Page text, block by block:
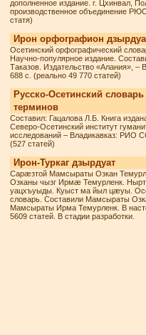
дополненное издание. г. Цхинвал,
производственное объединение
статя)
Ирон орфографион
Осетинский орфографический
Научно-популярное издание.
Таказов. Издательство «Алания», –
688 с. (реально 49 770 статей)
Русско-Осетинский
терминов
Составил: Гацалова Л.Б. Книга
Северо-Осетинский институт
исследований – Владикавказ: РИО
(527 статей)
Ирон-Туркаг дзырдуат
Сарæзтой Мамсыраты Озкан
Озканы чызг Ирмæ Темурленк.
уацхъуыды. Куыст ма йыл цæуы.
словарь. Составили Мамсыраты
Мамсыраты Ирма Темурленк. В
5609 статей. В стадии разработки.